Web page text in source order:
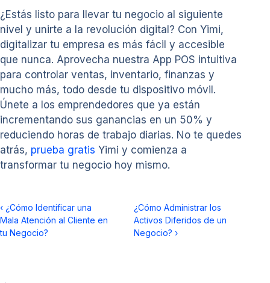
¿Estás listo para llevar tu negocio al siguiente
nivel y unirte a la revolución digital? Con Yimi,
digitalizar tu empresa es más fácil y accesible
que nunca. Aprovecha nuestra App POS intuitiva
para controlar ventas, inventario, finanzas y
mucho más, todo desde tu dispositivo móvil.
Únete a los emprendedores que ya están
incrementando sus ganancias en un 50% y
reduciendo horas de trabajo diarias. No te quedes
atrás, prueba gratis Yimi y comienza a
transformar tu negocio hoy mismo.
‹ ¿Cómo Identificar una
Mala Atención al Cliente en
tu Negocio?
¿Cómo Administrar los
Activos Diferidos de un
Negocio? ›